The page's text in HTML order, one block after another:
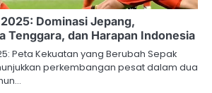
Dominasi Jepang,
Tenggara, dan Harapan Indonesia
Peta Kekuatan yang Berubah Sepak
perkembangan pesat dalam dua